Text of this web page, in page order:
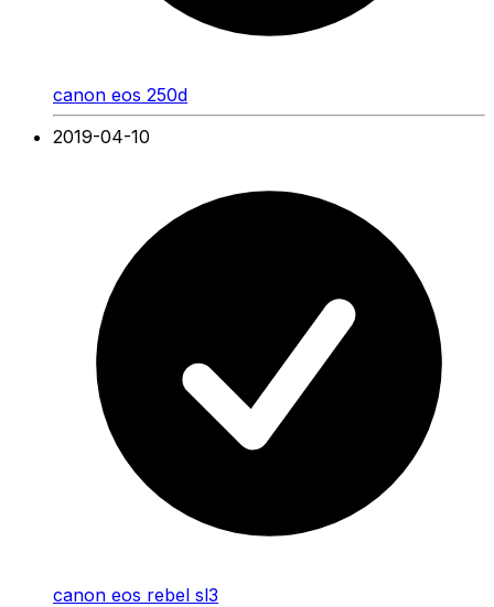
canon eos 250d
2019-04-10
canon eos rebel sl3